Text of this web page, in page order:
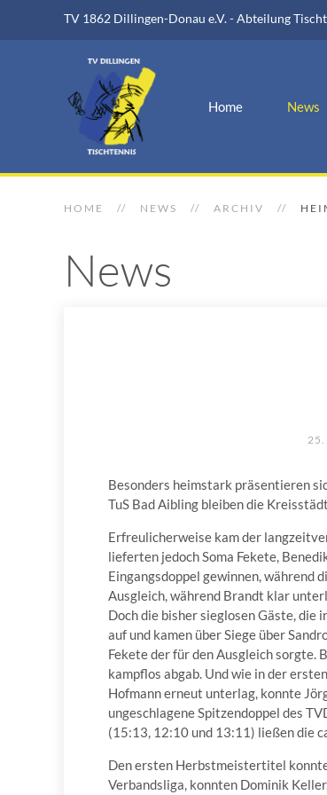
TV 1862 Dillingen-Donau e.V. - Abteilung
Home News
HOME NEWS ARCHIV
News
Besonders heimstark präsentieren
TuS Bad Aibling bleiben die
Erfreulicherweise kam der
lieferten jedoch Soma Fekete,
Eingangsdoppel gewinnen, während
Ausgleich, während Brandt klar
Doch die bisher sieglosen Gäste,
auf und kamen über Siege über
Fekete der für den Ausgleich sorgte.
kampflos abgab. Und wie in der
Hofmann erneut unterlag, konnte
ungeschlagene Spitzendoppel des
(15:13, 12:10 und 13:11) ließen die
Den ersten Herbstmeistertitel
Verbandsliga, konnten Dominik